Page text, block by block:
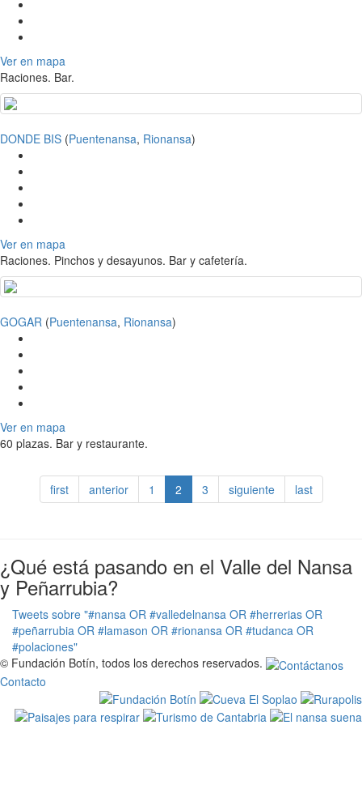
Ver en mapa
Raciones. Bar.
DONDE BIS (Puentenansa, Rionansa)
Ver en mapa
Raciones. Pinchos y desayunos. Bar y cafetería.
GOGAR (Puentenansa, Rionansa)
Ver en mapa
60 plazas. Bar y restaurante.
first anterior 1 2 3 siguiente last
¿Qué está pasando en el Valle del Nansa
y Peñarrubia?
Tweets sobre "#nansa OR #valledelnansa OR #herrerias OR
#peñarrubia OR #lamason OR #rionansa OR #tudanca OR
#polaciones"
© Fundación Botín, todos los derechos reservados.
Contacto